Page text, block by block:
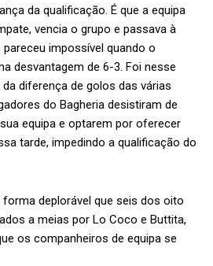
da qualificação. É que a equipa
vencia o grupo e passava à
impossível quando o
desvantagem de 6-3. Foi nesse
diferença de golos das várias
do Bagheria desistiram de
equipa e optarem por oferecer
tarde, impedindo a qualificação do
deplorável que seis dos oito
a meias por Lo Coco e Buttita,
os companheiros de equipa se